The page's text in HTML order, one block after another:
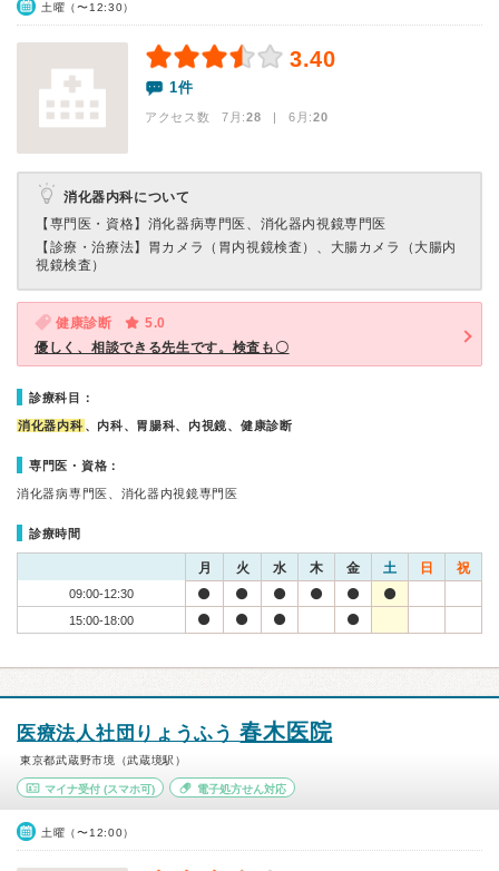
土曜（〜12:30）
3.40
1件
アクセス数 7月:28 | 6月:20
消化器内科について
【専門医・資格】 消化器病専門医、消化器内視鏡専門医
【診療・治療法】 胃カメラ（胃内視鏡検査）、大腸カメラ（大腸内
視鏡検査）
健康診断
5.0
優しく、相談できる先生です。検査も〇
診療科目：
消化器内科 、内科、胃腸科、内視鏡、健康診断
専門医・資格：
消化器病専門医、消化器内視鏡専門医
診療時間
月 火 水 木 金 土 日 祝
09:00-12:30
15:00-18:00
医療法人社団りょうふう春木医院
東京都武蔵野市境（武蔵境駅）
マイナ受付 (スマホ可) 電子処方せん対応
土曜（〜12:00）